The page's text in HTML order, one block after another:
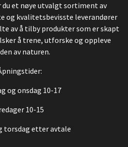
et nøye utvalgt sortiment av
og kvalitetsbevisste leverandører
av å tilby produkter som er skapt
å trene, utforske og oppleve
av naturen.
og onsdag 10-17
10-15
torsdag etter avtale